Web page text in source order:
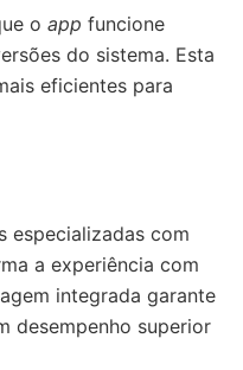
o app funcione
do sistema. Esta
eficientes para
especializadas com
a experiência com
integrada garante
desempenho superior